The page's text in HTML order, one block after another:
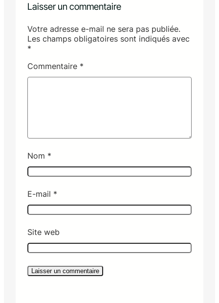
Laisser un commentaire
Votre adresse e-mail ne sera pas publiée.
Les champs obligatoires sont indiqués avec
*
Commentaire *
Nom *
E-mail *
Site web